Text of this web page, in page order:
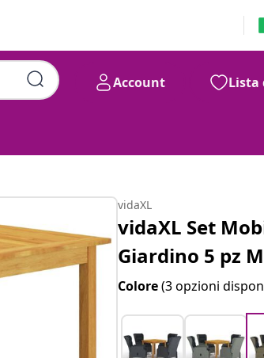
Account Lista
vidaXL
vidaXL Set
Giardino 5 pz
Colore(3 opzioni